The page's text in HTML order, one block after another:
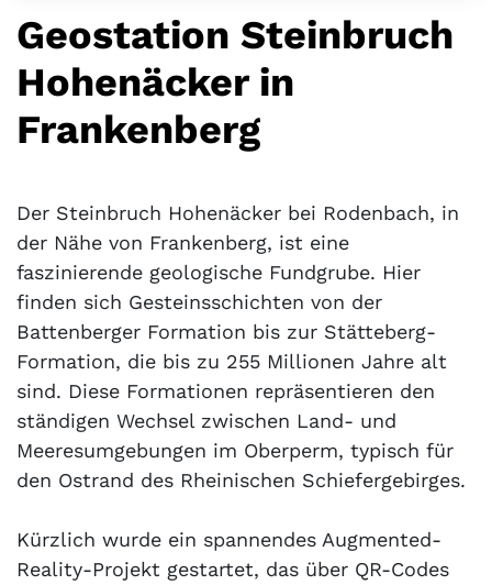
Geostation Steinbruch
Hohenäcker in
Frankenberg
Der Steinbruch Hohenäcker bei Rodenbach, in
der Nähe von Frankenberg, ist eine
faszinierende geologische Fundgrube. Hier
finden sich Gesteinsschichten von der
Battenberger Formation bis zur Stätteberg-
Formation, die bis zu 255 Millionen Jahre alt
sind. Diese Formationen repräsentieren den
ständigen Wechsel zwischen Land- und
Meeresumgebungen im Oberperm, typisch für
den Ostrand des Rheinischen Schiefergebirges.
Kürzlich wurde ein spannendes Augmented-
Reality-Projekt gestartet, das über QR-Codes